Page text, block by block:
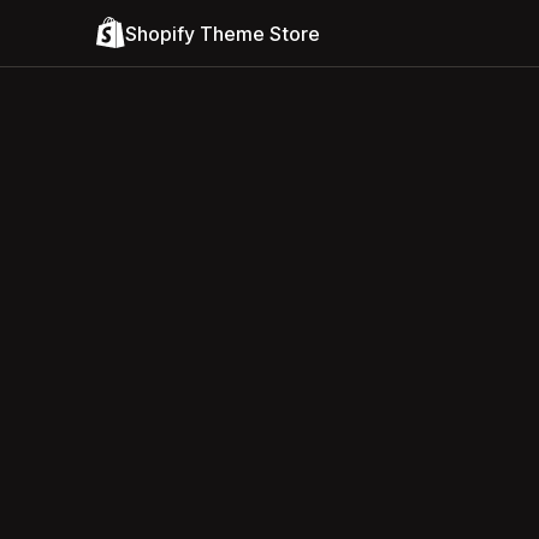
Shopify Theme Store